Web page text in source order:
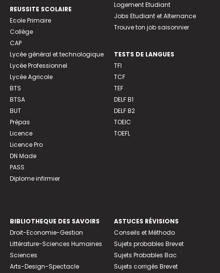
REUSSITE SCOLAIRE
Ecole Primaire
Collège
CAP
Lycée général et technologique
Lycée Professionnel
Lycée Agricole
BTS
BTSA
BUT
Prépas
Licence
Licence Pro
DN Made
PASS
Diplome infirmier
Logement Etudiant
Jobs Etudiant et Alternance
Trouve ton job saisonnier
TESTS DE LANGUES
TFI
TCF
TEF
DELF B1
DELF B2
TOEIC
TOEFL
BIBLIOTHEQUE DES SAVOIRS
Droit-Economie-Gestion
Littérature-Sciences Humaines
Sciences
Arts-Design-Spectacle
ASTUCES RÉVISIONS
Conseils et Méthodo
Sujets probables Brevet
Sujets Probables Bac
Sujets corrigés Brevet